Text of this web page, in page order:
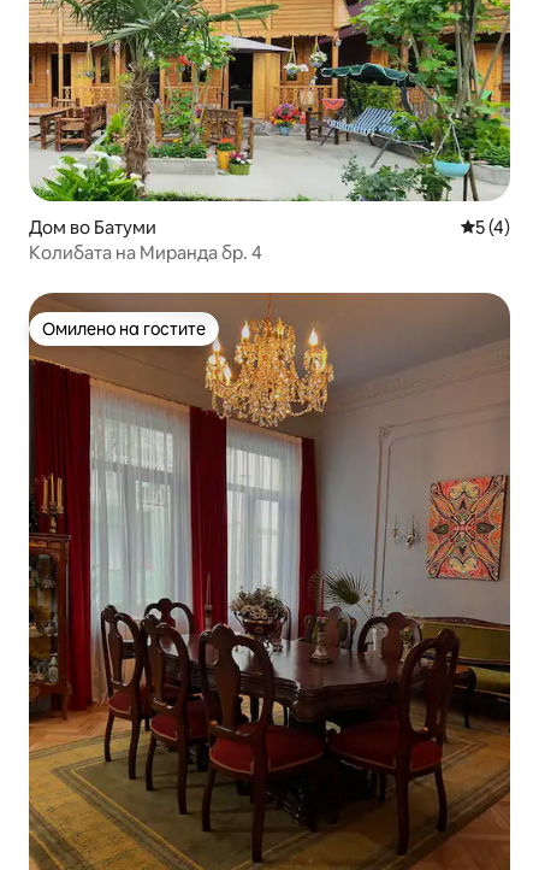
Дом во Батуми
5 (4)
Колибата на Миранда бр. 4
Омилено на гостите
Омилено на гостите